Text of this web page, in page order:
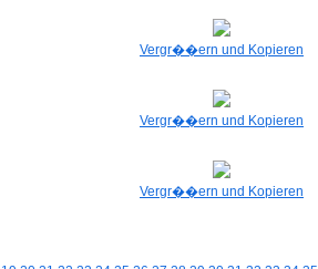
Vergr��ern und Kopieren
Vergr��ern und Kopieren
Vergr��ern und Kopieren